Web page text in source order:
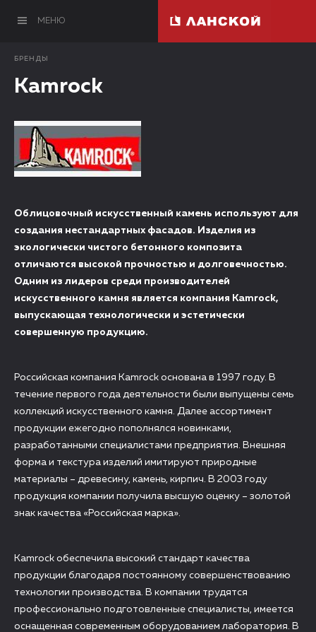
МЕНЮ
БРЕНДЫ
Kamrock
Облицовочный искусственный камень используют для
создания нестандартных фасадов. Изделия из
экологически чистого бетонного композита
отличаются высокой прочностью и долговечностью.
Одним из лидеров среди производителей
искусственного камня является компания Kamrock,
выпускающая технологически и эстетически
совершенную продукцию.
Российская компания Kamrock основана в 1997 году. В
течение первого года деятельности были выпущены семь
коллекций искусственного камня. Далее ассортимент
продукции ежегодно пополнялся новинками,
разработанными специалистами предприятия. Внешняя
форма и текстура изделий имитируют природные
материалы – древесину, камень, кирпич. В 2003 году
продукция компании получила высшую оценку – золотой
знак качества «Российская марка».
Kamrock обеспечила высокий стандарт качества
продукции благодаря постоянному совершенствованию
технологии производства. В компании трудятся
профессионально подготовленные специалисты, имеется
оснащенная современным оборудованием лаборатория. В